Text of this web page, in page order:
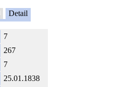
Detail
7
267
7
25.01.1838